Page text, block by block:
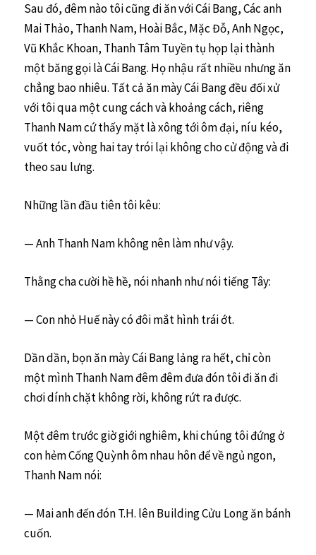
Sau đó, đêm nào tôi cũng đi ăn với Cái Bang, Các anh
Mai Thảo, Thanh Nam, Hoài Bắc, Mặc Đỗ, Anh Ngọc,
Vũ Khắc Khoan, Thanh Tâm Tuyền tụ họp lại thành
một băng gọi là Cái Bang. Họ nhậu rất nhiều nhưng ăn
chẳng bao nhiêu. Tất cả ăn mày Cái Bang đều đối xử
với tôi qua một cung cách và khoảng cách, riêng
Thanh Nam cứ thấy mặt là xông tới ôm đại, níu kéo,
vuốt tóc, vòng hai tay trói lại không cho cử động và đi
theo sau lưng.
Những lần đầu tiên tôi kêu:
— Anh Thanh Nam không nên làm như vậy.
Thằng cha cười hề hề, nói nhanh như nói tiếng Tây:
— Con nhỏ Huế này có đôi mắt hình trái ớt.
Dần dần, bọn ăn mày Cái Bang lảng ra hết, chỉ còn
một mình Thanh Nam đêm đêm đưa đón tôi đi ăn đi
chơi dính chặt không rời, không rứt ra được.
Một đêm trước giờ giới nghiêm, khi chúng tôi đứng ở
con hẻm Cống Quỳnh ôm nhau hôn để về ngủ ngon,
Thanh Nam nói:
— Mai anh đến đón T.H. lên Building Cửu Long ăn bánh
cuốn.